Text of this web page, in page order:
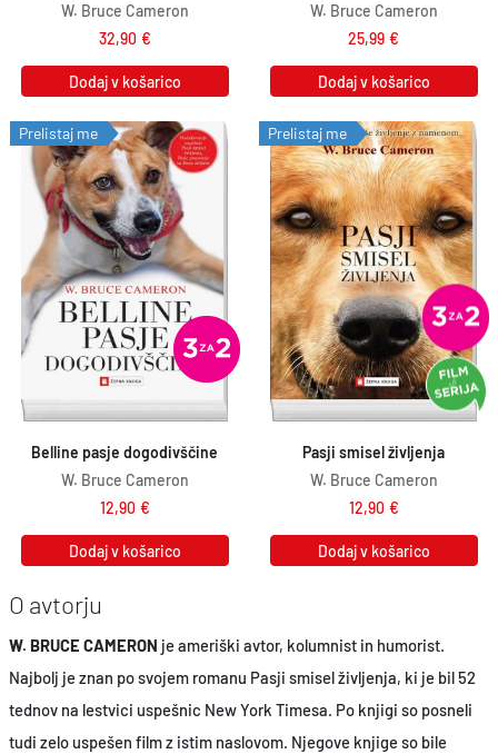
W. Bruce Cameron
32,90 €
Dodaj v košarico
W. Bruce Cameron
25,99 €
Dodaj v košarico
Prelistaj me
Belline pasje dogodivščine
W. Bruce Cameron
12,90 €
Dodaj v košarico
Prelistaj me
Pasji smisel življenja
W. Bruce Cameron
12,90 €
Dodaj v košarico
O avtorju
W. BRUCE CAMERON je ameriški avtor, kolumnist in humorist.
Najbolj je znan po svojem romanu Pasji smisel življenja, ki je bil 52
tednov na lestvici uspešnic New York Timesa. Po knjigi so posneli
tudi zelo uspešen film z istim naslovom. Njegove knjige so bile